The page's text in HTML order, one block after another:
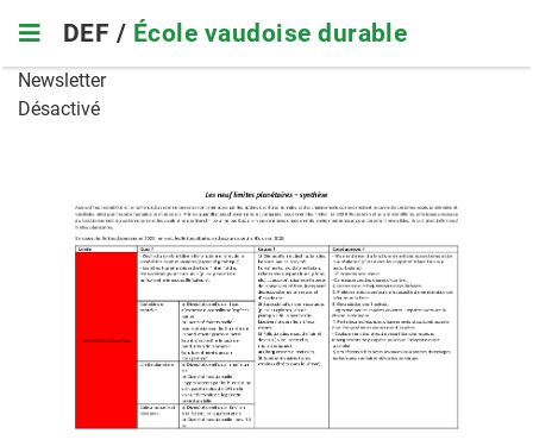
main
navigation
DEF / École vaudoise durable
Newsletter
Désactivé